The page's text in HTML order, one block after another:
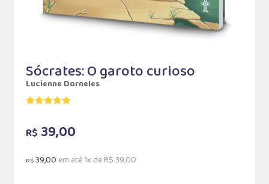
Sócrates: O garoto curioso
Lucienne Dorneles
R$ 39,00
R$39,00 em até 1x de R$ 39,00